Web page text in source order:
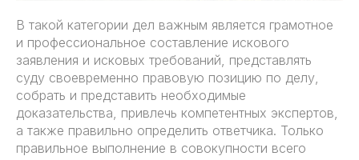
В такой категории дел важным является грамотное
и профессиональное составление искового
заявления и исковых требований, представлять
суду своевременно правовую позицию по делу,
собрать и представить необходимые
доказательства, привлечь компетентных экспертов,
а также правильно определить ответчика. Только
правильное выполнение в совокупности всего